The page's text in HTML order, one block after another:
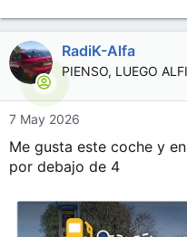
RadiK-Alfa
PIENSO, LUEGO
7 May 2026
Me gusta este coche y
por debajo de 4